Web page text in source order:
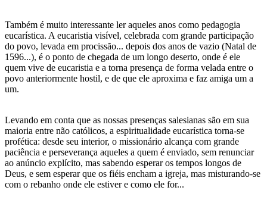
Também é muito interessante ler aqueles anos como pedagogia
eucarística. A eucaristia visível, celebrada com grande participação
do povo, levada em procissão... depois dos anos de vazio (Natal de
1596...), é o ponto de chegada de um longo deserto, onde é ele
quem vive de eucaristia e a torna presença de forma velada entre o
povo anteriormente hostil, e de que ele aproxima e faz amiga um a
um.
Levando em conta que as nossas presenças salesianas são em sua
maioria entre não católicos, a espiritualidade eucarística torna-se
profética: desde seu interior, o missionário alcança com grande
paciência e perseverança aqueles a quem é enviado, sem renunciar
ao anúncio explícito, mas sabendo esperar os tempos longos de
Deus, e sem esperar que os fiéis encham a igreja, mas misturando-se
com o rebanho onde ele estiver e como ele for...